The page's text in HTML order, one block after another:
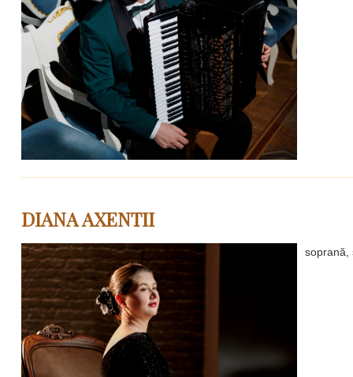
DIANA AXENTII
soprană,